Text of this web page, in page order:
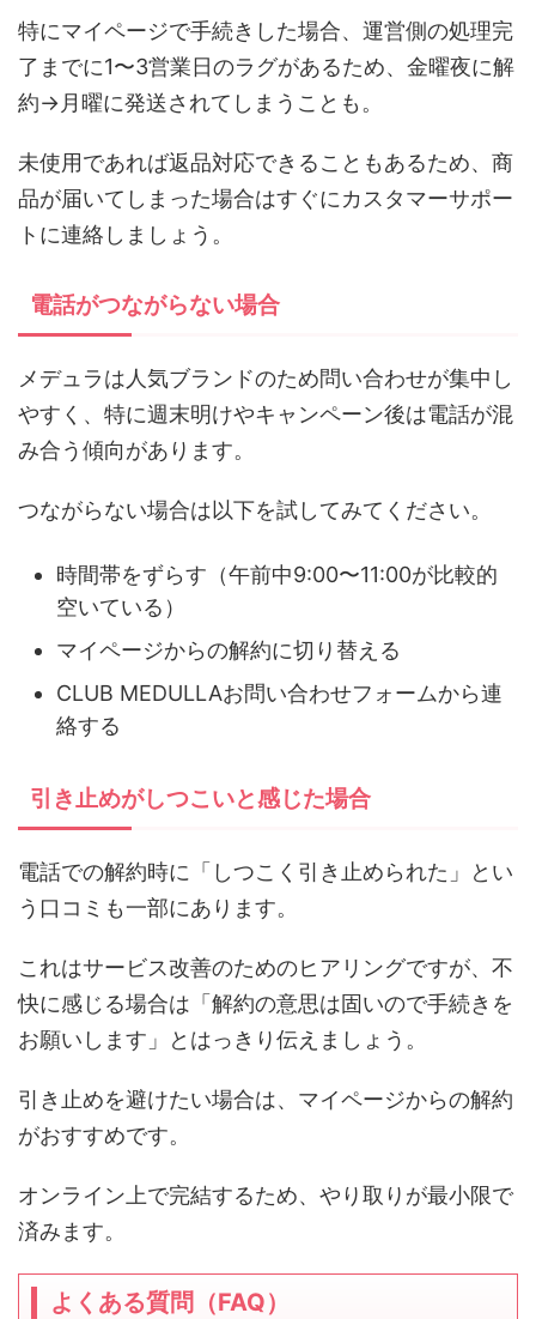
特にマイページで手続きした場合、運営側の処理完
了までに1〜3営業日のラグがあるため、金曜夜に解
約→月曜に発送されてしまうことも。
未使用であれば返品対応できることもあるため、商
品が届いてしまった場合はすぐにカスタマーサポー
トに連絡しましょう。
電話がつながらない場合
メデュラは人気ブランドのため問い合わせが集中し
やすく、特に週末明けやキャンペーン後は電話が混
み合う傾向があります。
つながらない場合は以下を試してみてください。
時間帯をずらす（午前中9:00〜11:00が比較的
空いている）
マイページからの解約に切り替える
CLUB MEDULLAお問い合わせフォームから連
絡する
引き止めがしつこいと感じた場合
電話での解約時に「しつこく引き止められた」とい
う口コミも一部にあります。
これはサービス改善のためのヒアリングですが、不
快に感じる場合は「解約の意思は固いので手続きを
お願いします」とはっきり伝えましょう。
引き止めを避けたい場合は、マイページからの解約
がおすすめです。
オンライン上で完結するため、やり取りが最小限で
済みます。
よくある質問（FAQ）